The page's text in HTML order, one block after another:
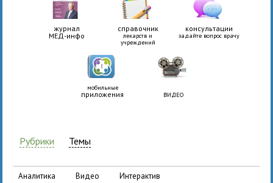
журнал
МЕД-инфо
справочник
лекарств и
учреждений
консультации
задайте вопрос врачу
мобильные
приложения ВИДЕО
Рубрики Темы
аналитика видео
интерактив